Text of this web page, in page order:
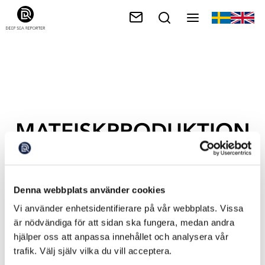
Denna webbplats använder cookies
Vi använder enhetsidentifierare på vår webbplats. Vissa
är nödvändiga för att sidan ska fungera, medan andra
hjälper oss att anpassa innehållet och analysera vår
trafik. Välj själv vilka du vill acceptera.
MATFISKPRODUKTION